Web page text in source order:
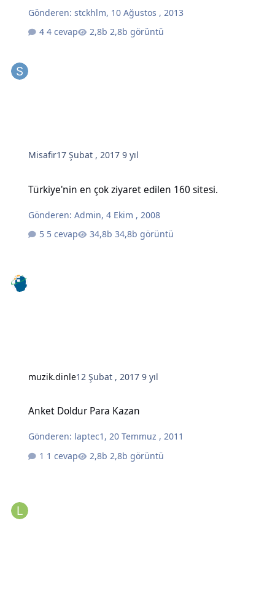
Gönderen:stckhlm, 10 Ağustos , 2013
4 cevap
2,8b görüntü
Misafir17 Şubat , 20179 yıl
Türkiye'nin en çok ziyaret edilen 160 sitesi.
Gönderen:Admin,4 Ekim , 2008
5 cevap
34,8b görüntü
muzik.dinle12 Şubat , 20179 yıl
Anket Doldur Para Kazan
Gönderen: laptec1 ,20 Temmuz , 2011
1 cevap
2,8b görüntü